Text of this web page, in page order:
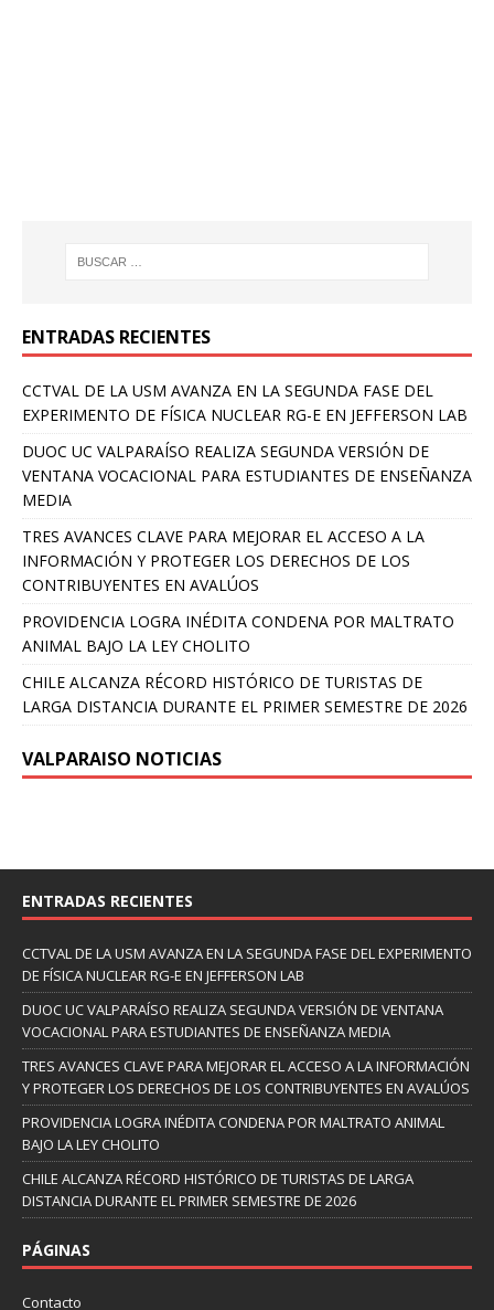
ENTRADAS RECIENTES
CCTVAL DE LA USM AVANZA EN LA SEGUNDA FASE DEL
EXPERIMENTO DE FÍSICA NUCLEAR RG-E EN JEFFERSON LAB
DUOC UC VALPARAÍSO REALIZA SEGUNDA VERSIÓN DE
VENTANA VOCACIONAL PARA ESTUDIANTES DE ENSEÑANZA
MEDIA
TRES AVANCES CLAVE PARA MEJORAR EL ACCESO A LA
INFORMACIÓN Y PROTEGER LOS DERECHOS DE LOS
CONTRIBUYENTES EN AVALÚOS
PROVIDENCIA LOGRA INÉDITA CONDENA POR MALTRATO
ANIMAL BAJO LA LEY CHOLITO
CHILE ALCANZA RÉCORD HISTÓRICO DE TURISTAS DE
LARGA DISTANCIA DURANTE EL PRIMER SEMESTRE DE 2026
VALPARAISO NOTICIAS
ENTRADAS RECIENTES
CCTVAL DE LA USM AVANZA EN LA SEGUNDA FASE DEL EXPERIMENTO
DE FÍSICA NUCLEAR RG-E EN JEFFERSON LAB
DUOC UC VALPARAÍSO REALIZA SEGUNDA VERSIÓN DE VENTANA
VOCACIONAL PARA ESTUDIANTES DE ENSEÑANZA MEDIA
TRES AVANCES CLAVE PARA MEJORAR EL ACCESO A LA INFORMACIÓN
Y PROTEGER LOS DERECHOS DE LOS CONTRIBUYENTES EN AVALÚOS
PROVIDENCIA LOGRA INÉDITA CONDENA POR MALTRATO ANIMAL
BAJO LA LEY CHOLITO
CHILE ALCANZA RÉCORD HISTÓRICO DE TURISTAS DE LARGA
DISTANCIA DURANTE EL PRIMER SEMESTRE DE 2026
PÁGINAS
Contacto